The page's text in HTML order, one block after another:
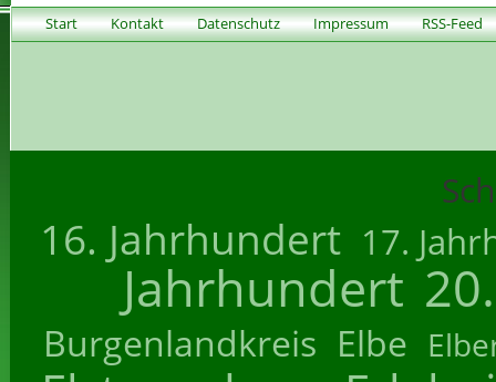
Start Kontakt Datenschutz Impressum RSS-Feed
16. Jahrhundert 17.
Jahrhundert
Burgenlandkreis Elbe